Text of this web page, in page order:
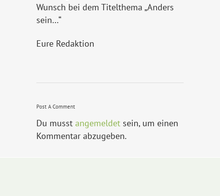
Wunsch bei dem Titelthema „Anders
sein…“
Eure Redaktion
Post A Comment
Du musst angemeldet sein, um einen
Kommentar abzugeben.